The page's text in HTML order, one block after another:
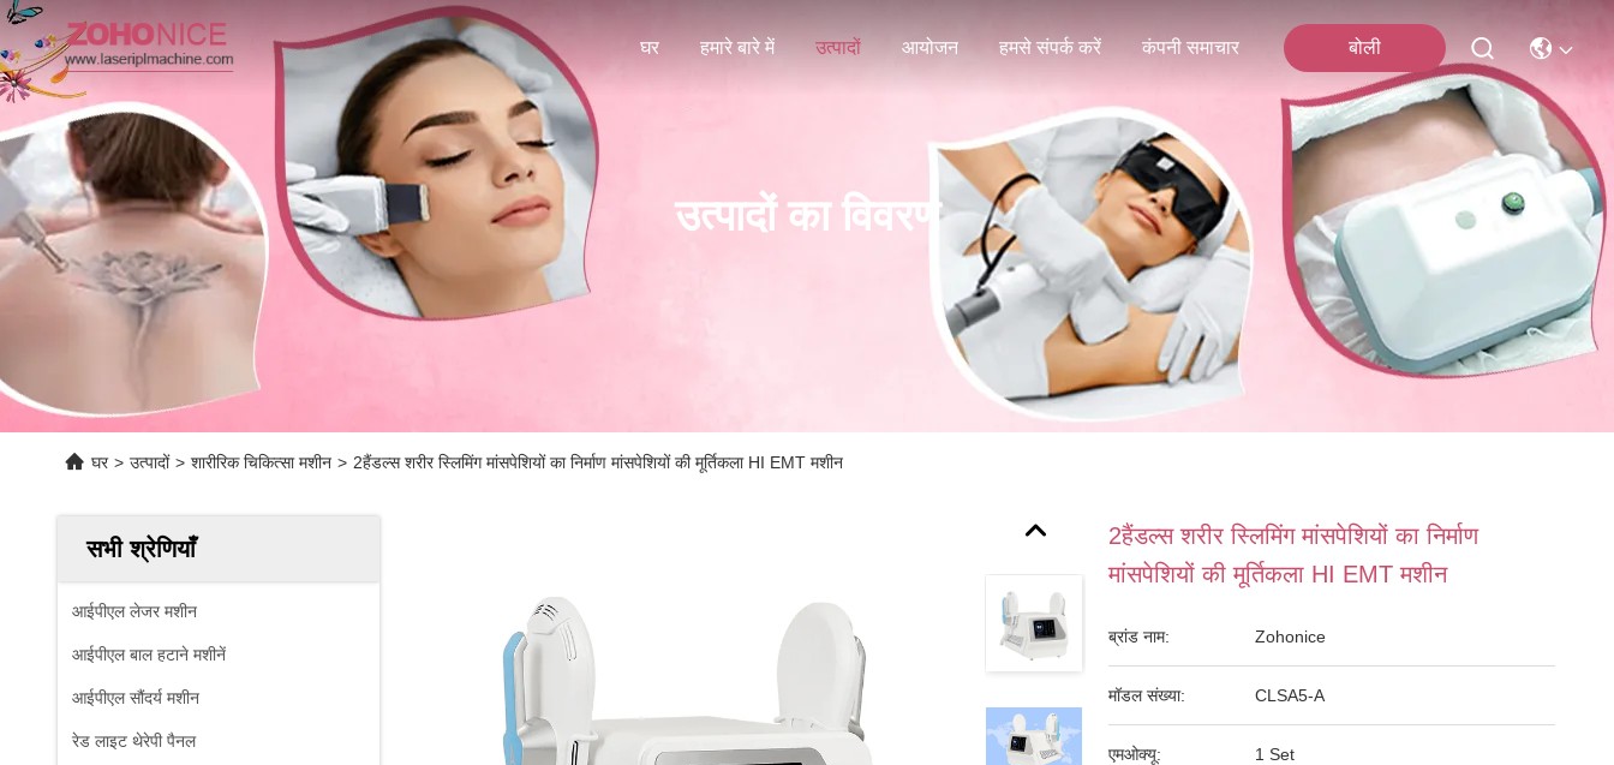
घर हमारे बारे में उत्पादों आयोजन हमसे संपर्क करें कंपनी समाचार बोली
उत्पादों का विवरण
घर > उत्पादों > शारीरिक चिकित्सा मशीन > 2हैंडल्स शरीर स्लिमिंग मांसपेशियों का निर्माण मांसपेशियों की मूर्तिकला HI EMT मशीन
सभी श्रेणियाँ
आईपीएल लेजर मशीन
आईपीएल बाल हटाने मशीनें
आईपीएल सौंदर्य मशीन
रेड लाइट थेरेपी पैनल
2हैंडल्स शरीर स्लिमिंग मांसपेशियों का निर्माण
मांसपेशियों की मूर्तिकला HI EMT मशीन
ब्रांड नाम: Zohonice
मॉडल संख्या: CLSA5-A
एमओक्यू: 1 Set